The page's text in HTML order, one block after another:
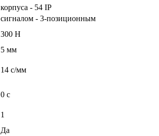
корпуса - 54 IP
сигналом - 3-позиционным
300 Н
5 мм
14 с/мм
0 с
1
Да